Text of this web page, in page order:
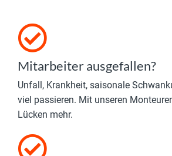
Mitarbeiter ausgefallen?
Unfall, Krankheit, saisonale
viel passieren. Mit unseren